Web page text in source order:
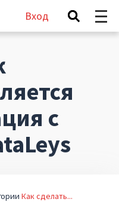
Вход
с
Как сделать...